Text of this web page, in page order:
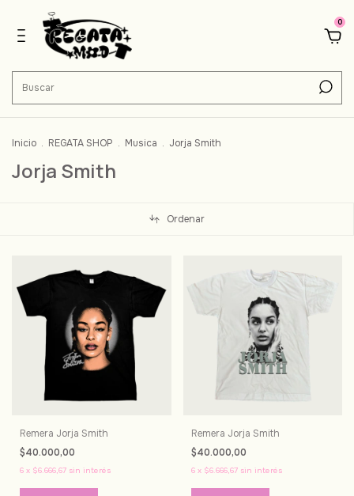
0
Inicio . REGATA SHOP . Musica . Jorja Smith
Jorja Smith
Ordenar
Remera Jorja Smith
$40.000,00
6 x $6.666,67 sin interés
Remera Jorja Smith
$40.000,00
6 x $6.666,67 sin interés